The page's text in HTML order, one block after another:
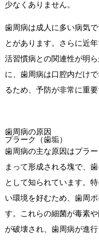
少なくありません。
歯周病は成人に多い病気
とがあります。さらに近
活習慣病との関連性が明
に、歯周病は口腔内だけ
るため、予防が非常に重要
歯周病の原因
プラーク（歯垢）
歯周病の主な原因はプラ
まって形成される塊で、
として知られています。
い環境を好むため、歯周
す。これらの細菌が毒素
が破壊され、歯周病が進行